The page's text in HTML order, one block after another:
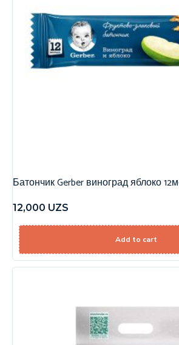
Батончик Gerber виноград яблоко
12,000 UZS
Add to cart